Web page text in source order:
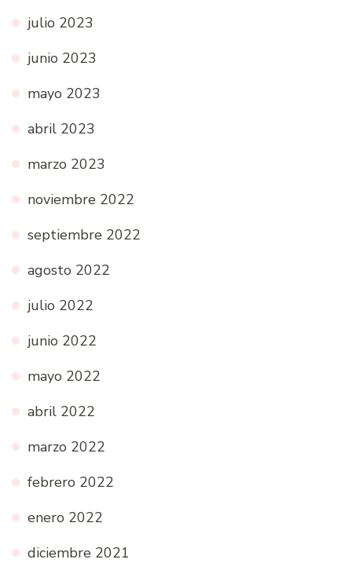
julio 2023
junio 2023
mayo 2023
abril 2023
marzo 2023
noviembre 2022
septiembre 2022
agosto 2022
julio 2022
junio 2022
mayo 2022
abril 2022
marzo 2022
febrero 2022
enero 2022
diciembre 2021